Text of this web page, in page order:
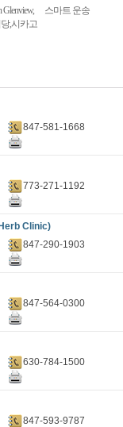
,시카고
스마트 운송
847-581-1668
773-271-1192
Clinic)
847-290-1903
847-564-0300
630-784-1500
847-593-9787